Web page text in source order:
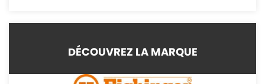
DÉCOUVREZ LA MARQUE